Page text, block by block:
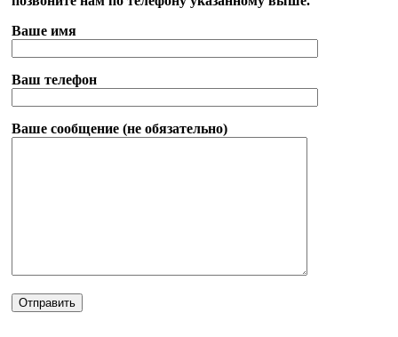
Ваше имя
Ваш телефон
Ваше сообщение (не обязательно)